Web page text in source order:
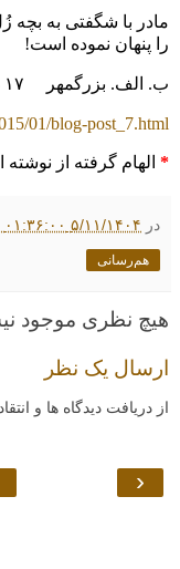
مادر با شگفتی به
را پنهان نموده است!
ب. الف. بزرگمهر ۱۷
01/blog-post_7.html
* الهام گرفته از نوشته
در ۵/۱۱/۱۴۰۴ ۰۱:۳۶:۰۰ ب.ظ.
هم‌رسانی
هیچ نظری موجود
ارسال یک نظر
از دریافت دیدگاه ها و
‹